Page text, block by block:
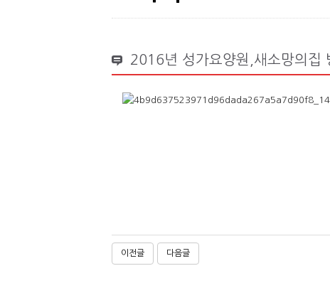
2016년 성가요양원,새소망의집
이전글 다음글